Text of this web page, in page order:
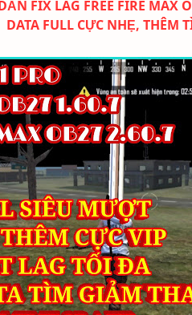
FIX LAG FREE FIRE MAX
DATA FULL CỰC NHẸ, THÊM